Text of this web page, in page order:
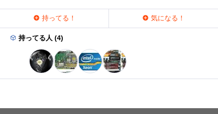
持ってる！ 気になる！
持ってる人 (4)